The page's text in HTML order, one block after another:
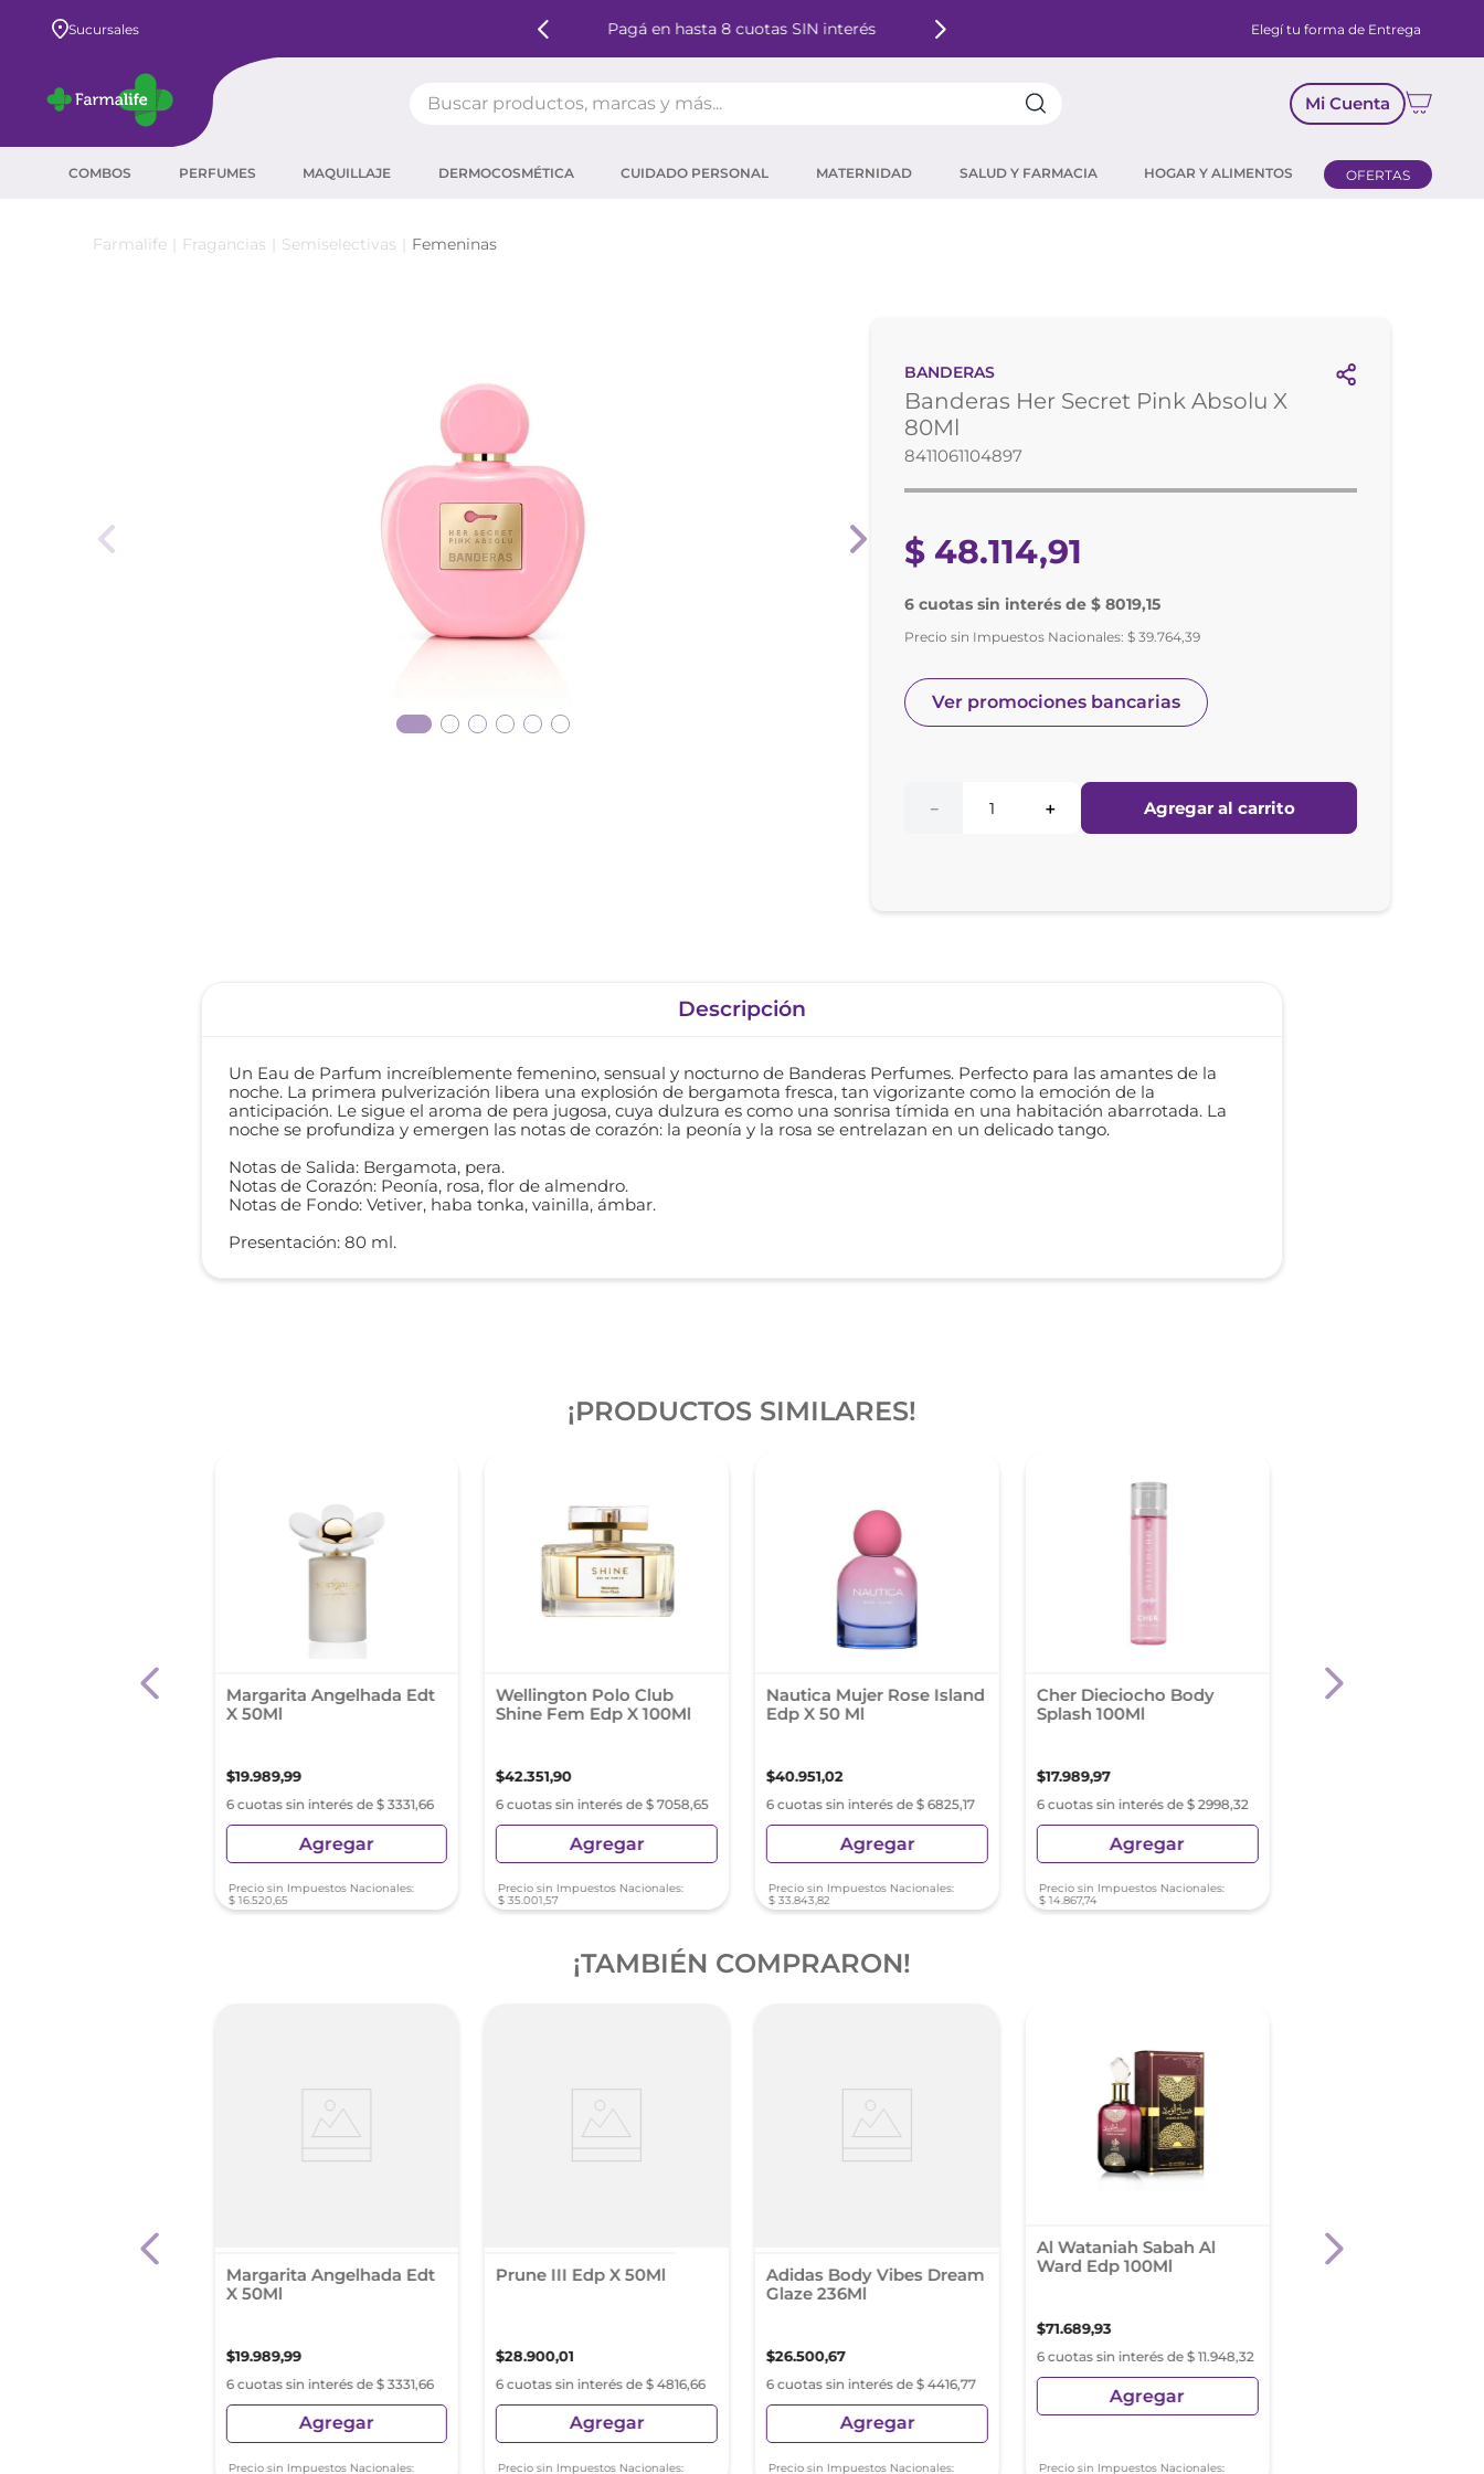
Sucursales Pagá en hasta 8 cuotas SIN interés Elegí tu forma de Entrega
Mi Cuenta
COMBOS PERFUMES MAQUILLAJE DERMOCOSMÉTICA CUIDADO PERSONAL MATERNIDAD SALUD Y FARMACIA HOGAR Y ALIMENTOS OFERTAS
Fragancias Semiselectivas Femeninas
BANDERAS
Banderas Her Secret Pink Absolu X
80Ml
8411061104897
$ 48.114,91
6 cuotas sin interés de $ 8019,15
Precio sin Impuestos Nacionales:$ 39.764,39
Ver promociones bancarias
＋
－ Agregar al carrito
Descripción
Un Eau de Parfum increíblemente femenino, sensual y nocturno de Banderas Perfumes. Perfecto para las amantes de la
noche. La primera pulverización libera una explosión de bergamota fresca, tan vigorizante como la emoción de la
anticipación. Le sigue el aroma de pera jugosa, cuya dulzura es como una sonrisa tímida en una habitación abarrotada. La
noche se profundiza y emergen las notas de corazón: la peonía y la rosa se entrelazan en un delicado tango.
Notas de Salida: Bergamota, pera.
Notas de Corazón: Peonía, rosa, flor de almendro.
Notas de Fondo: Vetiver, haba tonka, vainilla, ámbar.
Presentación: 80 ml.
¡PRODUCTOS SIMILARES!
Margarita Angelhada Edt
X 50Ml
$19.989,99
6 cuotas sin interés de $ 3331,66
Agregar
Precio sin Impuestos Nacionales:
$ 16.520,65
Wellington Polo Club
Shine Fem Edp X 100Ml
$42.351,90
6 cuotas sin interés de $ 7058,65
Agregar
Precio sin Impuestos Nacionales:
$ 35.001,57
Nautica Mujer Rose Island
Edp X 50 Ml
$40.951,02
6 cuotas sin interés de $ 6825,17
Agregar
Precio sin Impuestos Nacionales:
$ 33.843,82
Cher Dieciocho Body
Splash 100Ml
$17.989,97
6 cuotas sin interés de $ 2998,32
Agregar
Precio sin Impuestos Nacionales:
$ 14.867,74
Acf Eau De Parfum
¡TAMBIÉN COMPRARON!
Margarita Angelhada Edt
X 50Ml
$19.989,99
6 cuotas sin interés de $ 3331,66
Agregar
Precio sin Impuestos Nacionales:
Prune III Edp X 50Ml
$28.900,01
6 cuotas sin interés de $ 4816,66
Agregar
Precio sin Impuestos Nacionales:
Adidas Body Vibes Dream
Glaze 236Ml
$26.500,67
6 cuotas sin interés de $ 4416,77
Agregar
Precio sin Impuestos Nacionales:
Al Wataniah Sabah Al
Ward Edp 100Ml
$71.689,93
6 cuotas sin interés de $ 11.948,32
Agregar
Precio sin Impuestos Nacionales:
Cher Dieciocho Body
Splash 100Ml
agua micelar
mascara pestañas
retinol
tintura